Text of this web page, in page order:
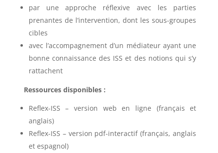
par une approche réflexive avec les parties
prenantes de l’intervention, dont les sous-groupes
cibles
avec l’accompagnement d’un médiateur ayant une
bonne connaissance des ISS et des notions qui s’y
rattachent
Ressources disponibles :
Reflex-ISS – version web en ligne (français et
anglais)
Reflex-ISS – version pdf-interactif (français, anglais
et espagnol)